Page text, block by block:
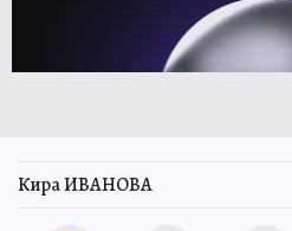
Кира ИВАНОВА